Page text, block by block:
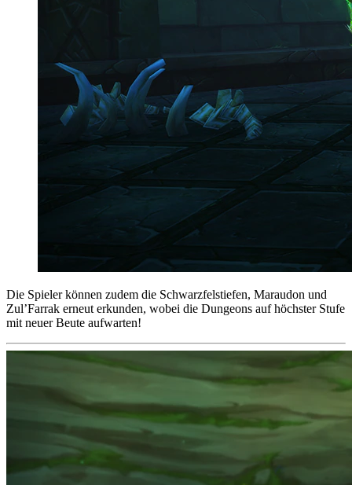
Die Spieler können zudem die Schwarzfelstiefen, Maraudon und
Zul’Farrak erneut erkunden, wobei die Dungeons auf höchster Stufe
mit neuer Beute aufwarten!